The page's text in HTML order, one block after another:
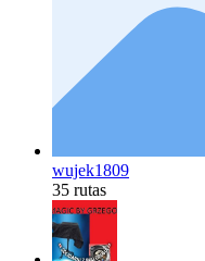
wujek1809
35 rutas